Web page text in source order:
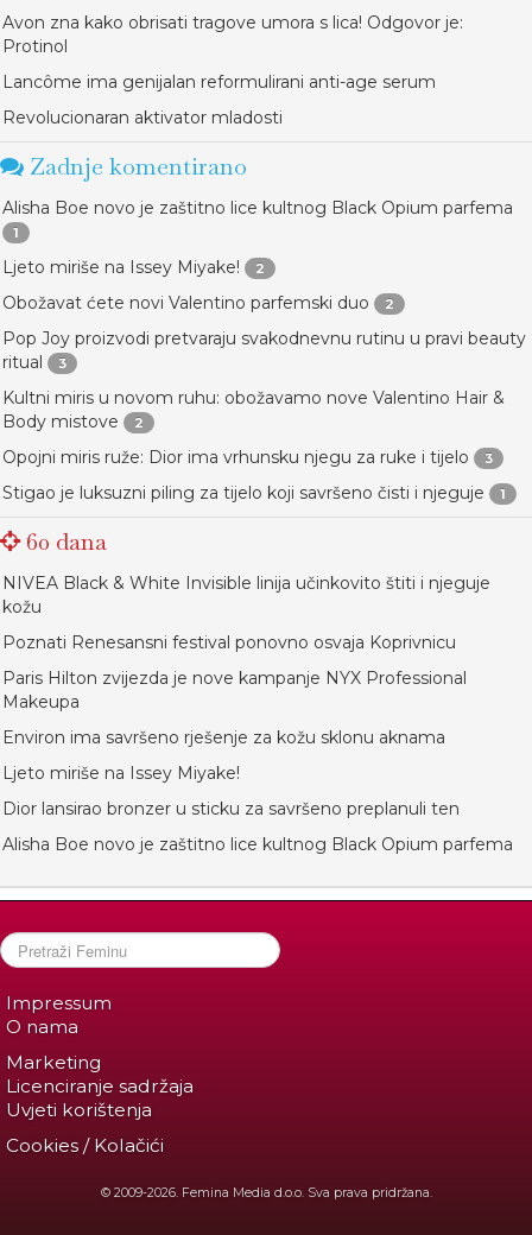
Avon zna kako obrisati tragove umora s lica! Odgovor je:
Protinol
Lancôme ima genijalan reformulirani anti-age serum
Revolucionaran aktivator mladosti
Zadnje komentirano
Alisha Boe novo je zaštitno lice kultnog Black Opium parfema
1
Ljeto miriše na Issey Miyake! 2
Obožavat ćete novi Valentino parfemski duo 2
Pop Joy proizvodi pretvaraju svakodnevnu rutinu u pravi beauty
ritual
3
Kultni miris u novom ruhu: obožavamo nove Valentino Hair &
Body mistove
2
Opojni miris ruže: Dior ima vrhunsku njegu za ruke i tijelo 3
Stigao je luksuzni piling za tijelo koji savršeno čisti i njeguje 1
60 dana
NIVEA Black & White Invisible linija učinkovito štiti i njeguje
kožu
Poznati Renesansni festival ponovno osvaja Koprivnicu
Paris Hilton zvijezda je nove kampanje NYX Professional
Makeupa
Environ ima savršeno rješenje za kožu sklonu aknama
Ljeto miriše na Issey Miyake!
Dior lansirao bronzer u sticku za savršeno preplanuli ten
Alisha Boe novo je zaštitno lice kultnog Black Opium parfema
Impressum
O nama
Marketing
Licenciranje sadržaja
Uvjeti korištenja
Cookies / Kolačići
© 2009-2026. Femina Media d.o.o. Sva prava pridržana.